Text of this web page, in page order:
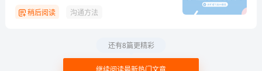
稍后阅读 沟通方法
还有8篇更精彩